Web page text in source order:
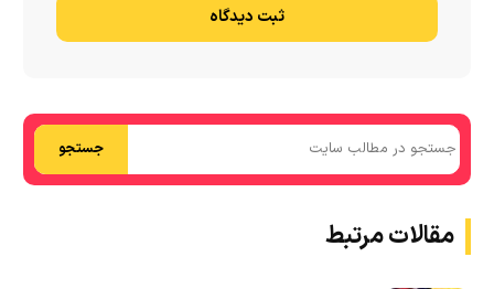
ثبت دیدگاه
جستجو
مقالات مرتبط